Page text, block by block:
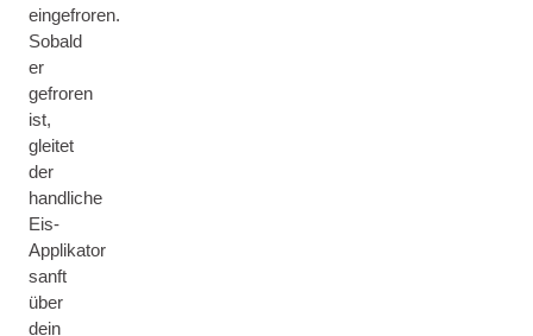
eingefroren.
Sobald
er
gefroren
ist,
gleitet
der
handliche
Eis-
Applikator
sanft
über
dein